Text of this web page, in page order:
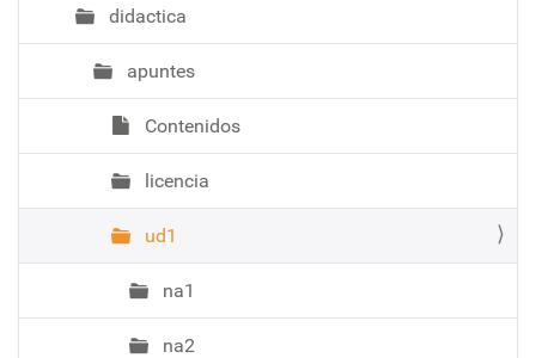
didactica
apuntes
Contenidos
licencia
ud1
na1
na2